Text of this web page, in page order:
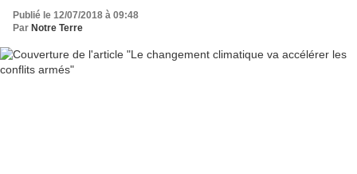
Publié le 12/07/2018 à 09:48
Par Notre Terre